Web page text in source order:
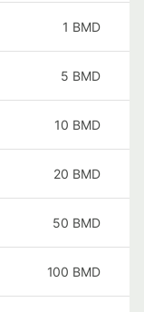
1 BMD
5 BMD
10 BMD
20 BMD
50 BMD
100 BMD